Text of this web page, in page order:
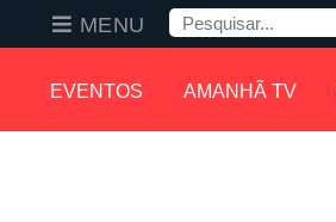
EVENTOS AMANHÃ TV
MENU Pesquisa